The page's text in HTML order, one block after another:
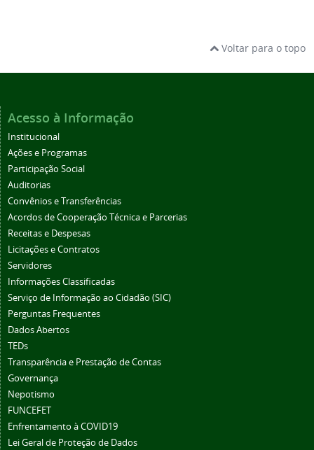
Voltar para o topo
Acesso à Informação
Institucional
Ações e Programas
Participação Social
Auditorias
Convênios e Transferências
Acordos de Cooperação Técnica e Parcerias
Receitas e Despesas
Licitações e Contratos
Servidores
Informações Classificadas
Serviço de Informação ao Cidadão (SIC)
Perguntas Frequentes
Dados Abertos
TEDs
Transparência e Prestação de Contas
Governança
Nepotismo
FUNCEFET
Enfrentamento à COVID19
Lei Geral de Proteção de Dados